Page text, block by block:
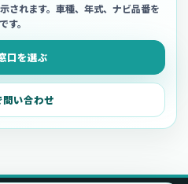
されます。車種、年式、ナビ品番を
す。
口を選ぶ
い合わせ